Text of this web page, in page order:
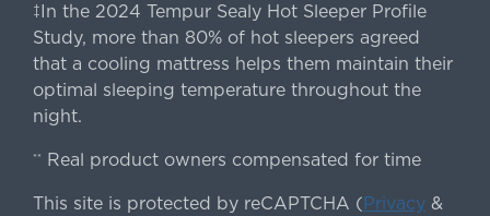
‡In the 2024 Tempur Sealy Hot Sleeper Profile
Study, more than 80% of hot sleepers agreed
that a cooling mattress helps them maintain their
optimal sleeping temperature throughout the
night.
** Real product owners compensated for time
This site is protected by reCAPTCHA ( Privacy&